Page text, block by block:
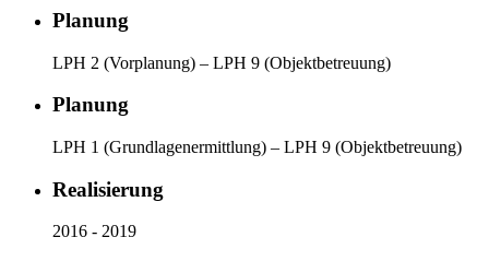
Planung
LPH 2 (Vorplanung) – LPH 9 (Objektbetreuung)
Planung
LPH 1 (Grundlagenermittlung) – LPH 9 (Objektbetreuung)
Realisierung
2016 - 2019